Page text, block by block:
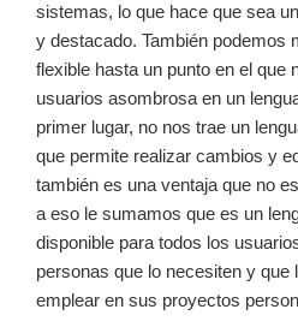
sistemas, lo que hace que sea
y destacado. También podemos
flexible hasta un punto en el que
usuarios asombrosa en un
primer lugar, no nos trae un
que permite realizar cambios y
también es una ventaja que no
a eso le sumamos que es un
disponible para todos los
personas que lo necesiten y que
emplear en sus proyectos